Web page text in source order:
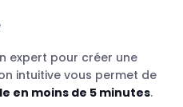
expert pour créer une
intuitive vous permet de
en moins de 5 minutes.